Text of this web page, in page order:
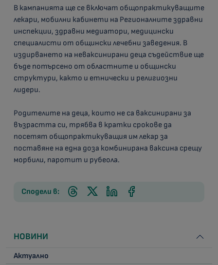
В кампанията ще се включат общопрактикуващите
лекари, мобилни кабинети на Регионалните здравни
инспекции, здравни медиатори, медицински
специалисти от общински лечебни заведения. В
издирването на неваксинирани деца съдействие ще
бъде потърсено от областните и общински
структури, както и етнически и религиозни
лидери.
Родителите на деца, които не са ваксинирани за
възрастта си, трябва в кратки срокове да
посетят общопрактикуващия им лекар за
поставяне на една доза комбинирана ваксина срещу
морбили, паротит и рубеола.
Сподели в:
НОВИНИ
Актуално